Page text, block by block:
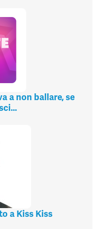
a non ballare, se
a Kiss Kiss